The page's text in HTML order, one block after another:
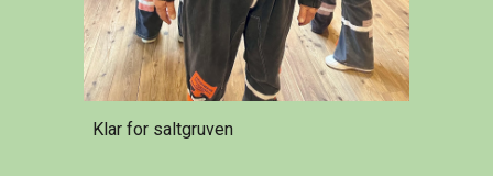
Klar for saltgruven